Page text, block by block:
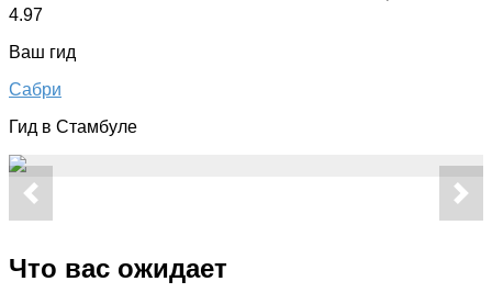
4.97
Ваш гид
Сабри
Гид в Стамбуле
Что вас ожидает